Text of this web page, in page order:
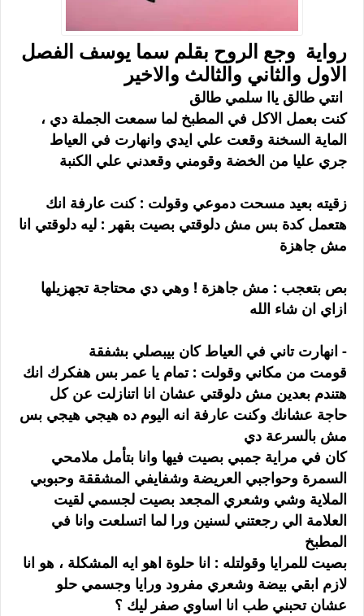
رواية وجع الروح بقلم سما يوسف الفصل
الاول والثاني والثالث والاخير
انتي طالق ياا سلمي طالق
كنت بعمل الاكل في المطبخ لما سمعت الجملة دي ،
الماية السخنة وقعت علي ايدي وانهارت في العياط
جري عليا من الخضة وقومني وقعدني علي الكنبة
زقيته بعيد مسحت دموعي وقولت : كنت عارفة انك
هتعمل كدة بس مش دلوقتي بصيت بقهر : ليه دلوقتي انا
مش جاهزة
بص بتعجب : مش جاهزة ! وهي دي محتاجة تجهزيلها
ازاي ان شاء الله
- انهارت تاني في العياط كان بيبصلي بشفقة
قومت من مكاني وقولت : تمام يا عمر بس هفكرك انك
هتندم بعدين مش دلوقتي عشان انا اتنازلت عن كل
حاجة عشانك وكنت عارفة انه اليوم ده هيجي هيجي بس
مش بالسرعة دي
كان في مراية جمبي بصيت فيها وانا بتأمل ملامحي
السمرة وحواجبي العريضة وشفايفي المشققة وحبوبي
الملاية وشي وشعري المجعد بصيت لجسمي لقيت
العلامة الي رجعتني لسنين ورا لما اتسلعت وانا في
المطبخ
بصيت للمرايا وقولتله : انا حلوة اهو ايه المشكلة ، هو انا
لازم ابقي بيضة وشعري مفرود ورايا وجسمي حلو
عشان تحبني طب انا اساوي صفر ليك ؟